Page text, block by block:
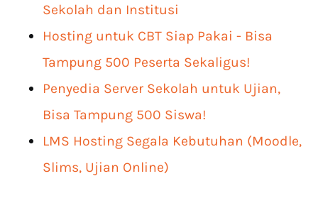
Sekolah dan Institusi
Hosting untuk CBT Siap Pakai - Bisa
Tampung 500 Peserta Sekaligus!
Penyedia Server Sekolah untuk Ujian,
Bisa Tampung 500 Siswa!
LMS Hosting Segala Kebutuhan (Moodle,
Slims, Ujian Online)